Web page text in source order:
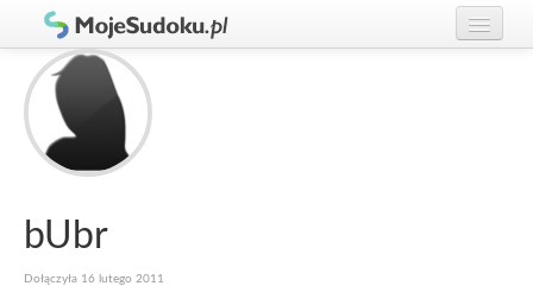
Graj w Sudoku!
Zasady Sudoku
Rankingi
Gracze
bUbr
Dołączyła 16 lutego 2011